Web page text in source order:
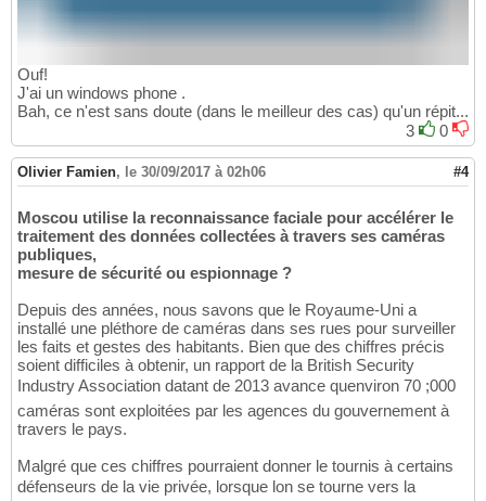
Ouf!
J'ai un windows phone .
Bah, ce n'est sans doute (dans le meilleur des cas) qu'un répit...
3
0
Olivier Famien, le 30/09/2017 à 02h06 #4
Moscou utilise la reconnaissance faciale pour accélérer le
traitement des données collectées à travers ses caméras
publiques,
mesure de sécurité ou espionnage ?
Depuis des années, nous savons que le Royaume-Uni a
installé une pléthore de caméras dans ses rues pour surveiller
les faits et gestes des habitants. Bien que des chiffres précis
soient difficiles à obtenir, un rapport de la British Security
Industry Association datant de 2013 avance quenviron 70 ;000
caméras sont exploitées par les agences du gouvernement à
travers le pays.
Malgré que ces chiffres pourraient donner le tournis à certains
défenseurs de la vie privée, lorsque lon se tourne vers la